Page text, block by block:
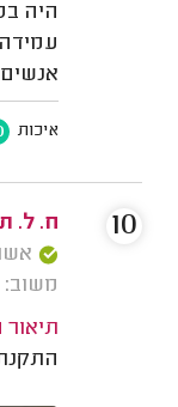
היה
איכות
ח. ל.
אשרור:
משוב: 26/02/2026
תיאור
10